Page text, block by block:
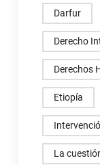
Darfur
Derecho
Derechos
Etiopía
La